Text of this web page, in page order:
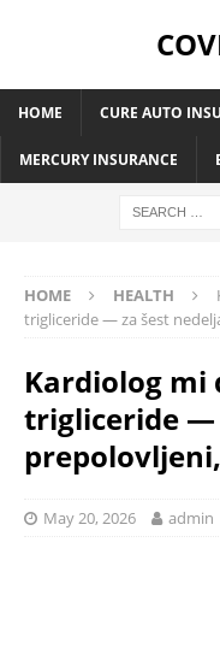
HOME CURE AUTO
MERCURY INSURANCE
HOME HEALTH
trigliceride — za šest
Kardiolog mi
trigliceride —
May 20, 2026 admin